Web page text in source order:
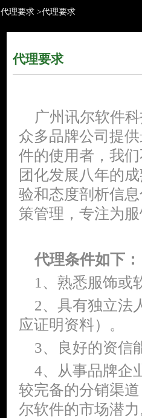
代理要求 >代理要求
代理要求
广州讯尔软件
众多品牌公司提
件的使用者，我
团化发展八年的
验和态度剖析信
策管理，专注为
代理条件如下：
1、熟悉服饰或
2、具有独立法
应证明资料）。
3、良好的资信
4、从事品牌企
较完备的分销渠
尔软件的市场潜